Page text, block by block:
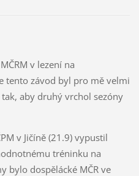
v lezení na
tento závod byl pro mě velmi
aby druhý vrchol sezóny
v Jičíně (21.9) vypustil
tréninku na
bylo dospělácké MČR ve